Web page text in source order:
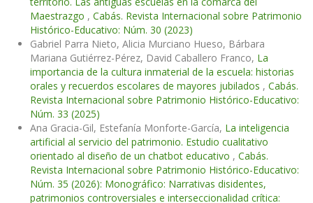
Maestrazgo , Cabás. Revista Internacional sobre Patrimonio
Histórico-Educativo: Núm. 30 (2023)
Gabriel Parra Nieto, Alicia Murciano Hueso, Bárbara
Mariana Gutiérrez-Pérez, David Caballero Franco, La
importancia de la cultura inmaterial de la escuela: historias
orales y recuerdos escolares de mayores jubilados , Cabás.
Revista Internacional sobre Patrimonio Histórico-Educativo:
Núm. 33 (2025)
Ana Gracia-Gil, Estefanía Monforte-García, La inteligencia
artificial al servicio del patrimonio. Estudio cualitativo
orientado al diseño de un chatbot educativo , Cabás.
Revista Internacional sobre Patrimonio Histórico-Educativo:
Núm. 35 (2026): Monográfico: Narrativas disidentes,
patrimonios controversiales e interseccionalidad crítica: